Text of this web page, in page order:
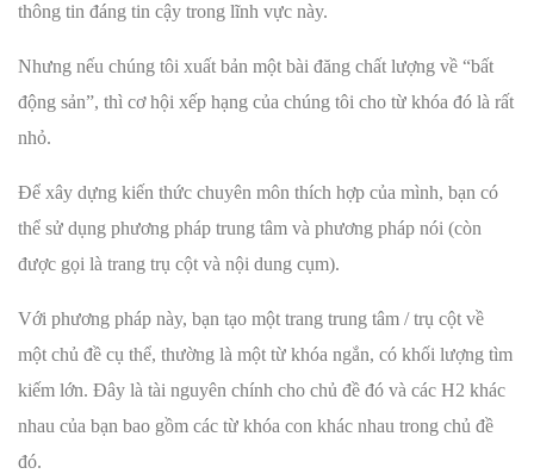
thông tin đáng tin cậy trong lĩnh vực này.
Nhưng nếu chúng tôi xuất bản một bài đăng chất lượng về “bất
động sản”, thì cơ hội xếp hạng của chúng tôi cho từ khóa đó là rất
nhỏ.
Để xây dựng kiến thức chuyên môn thích hợp của mình, bạn có
thể sử dụng phương pháp trung tâm và phương pháp nói (còn
được gọi là trang trụ cột và nội dung cụm).
Với phương pháp này, bạn tạo một trang trung tâm / trụ cột về
một chủ đề cụ thể, thường là một từ khóa ngắn, có khối lượng tìm
kiếm lớn. Đây là tài nguyên chính cho chủ đề đó và các H2 khác
nhau của bạn bao gồm các từ khóa con khác nhau trong chủ đề
đó.